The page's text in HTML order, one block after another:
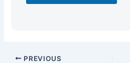
PREVIOUS